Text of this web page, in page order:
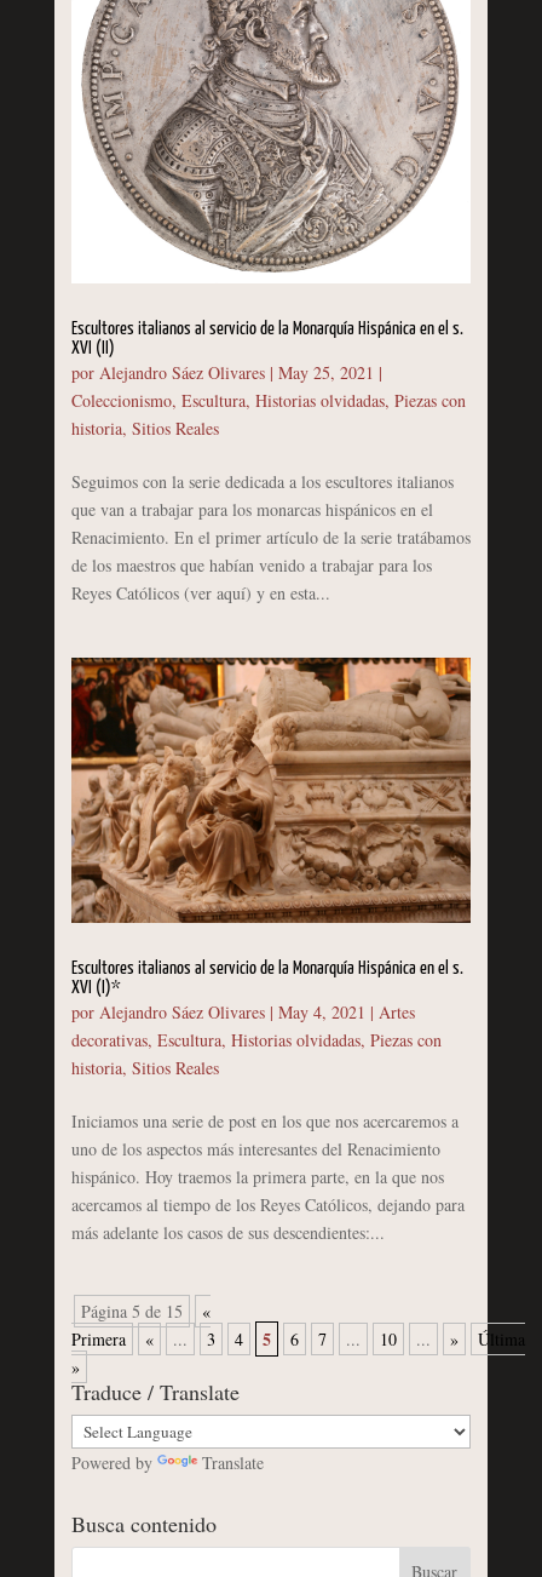
Escultores italianos al servicio de la Monarquía Hispánica en el s.
XVI (II)
por Alejandro Sáez Olivares| May 25, 2021 |
Coleccionismo, Escultura, Historias olvidadas, Piezas con
historia, Sitios Reales
Seguimos con la serie dedicada a los escultores italianos
que van a trabajar para los monarcas hispánicos en el
Renacimiento. En el primer artículo de la serie tratábamos
de los maestros que habían venido a trabajar para los
Reyes Católicos (ver aquí) y en esta...
Escultores italianos al servicio de la Monarquía Hispánica en el s.
XVI (I)*
por Alejandro Sáez Olivares| May 4, 2021 | Artes
decorativas, Escultura, Historias olvidadas, Piezas con
historia, Sitios Reales
Iniciamos una serie de post en los que nos acercaremos a
uno de los aspectos más interesantes del Renacimiento
hispánico. Hoy traemos la primera parte, en la que nos
acercamos al tiempo de los Reyes Católicos, dejando para
más adelante los casos de sus descendientes:...
Página 5 de 15
«
Primera
« ... 3 4 5 6 7 ... 10 ... »
Última
»
Traduce / Translate
Powered by Translate
Busca contenido